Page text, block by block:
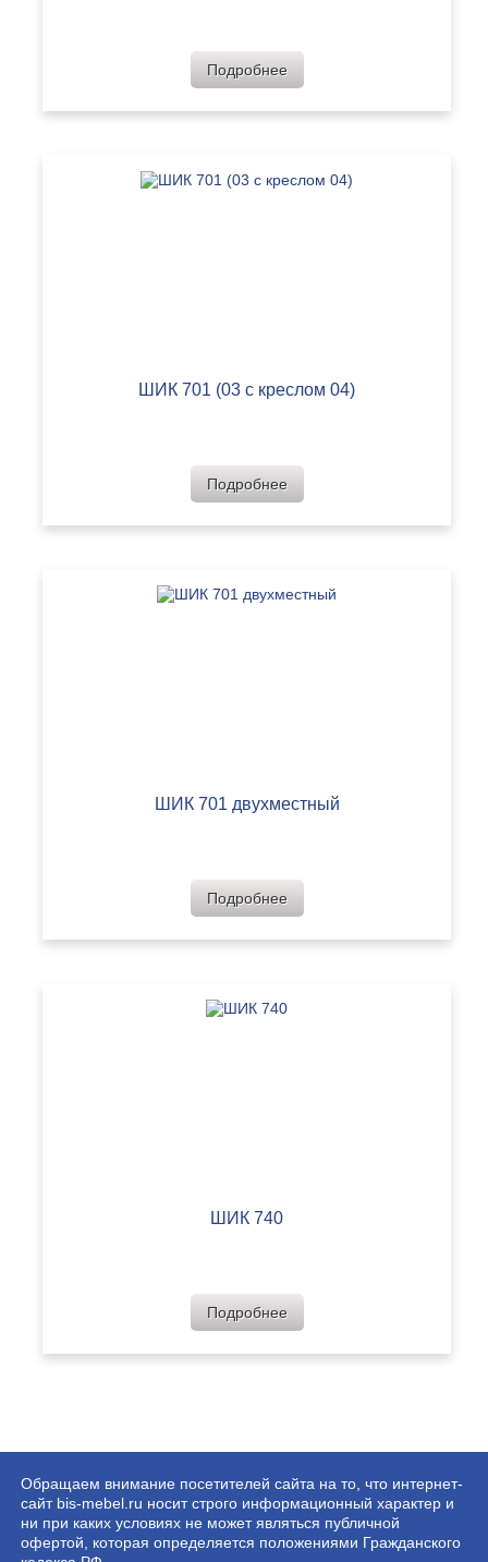
Подробнее
ШИК 701 (03 с креслом 04)
Подробнее
ШИК 701 двухместный
Подробнее
ШИК 740
Подробнее
Обращаем внимание посетителей сайта на то, что интернет-
сайт bis-mebel.ru носит строго информационный характер и
ни при каких условиях не может являться публичной
офертой, которая определяется положениями Гражданского